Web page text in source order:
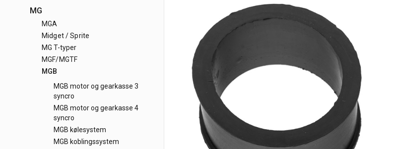
MG
MGA
Midget / Sprite
MG T-typer
MGF/MGTF
MGB
MGB motor og gearkasse 3
syncro
MGB motor og gearkasse 4
syncro
MGB kølesystem
MGB koblingssystem